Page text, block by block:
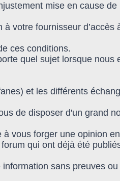
mise en cause de
votre fournisseur d’accès
ces conditions.
quel sujet lorsque nous
et les différents
de disposer d'un grand
vous forger une opinion
qui ont déjà été
sans preuves ou